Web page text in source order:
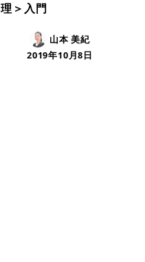
理＞入門
山本 美紀
2019年10月8日